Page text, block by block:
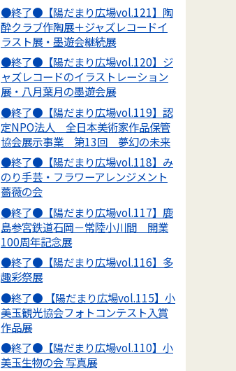
●終了●【陽だまり広場vol.121】陶
酔クラブ作陶展＋ジャズレコードイ
ラスト展・墨遊会継続展
●終了●【陽だまり広場vol.120】ジ
ャズレコードのイラストレーション
展・八月葉月の墨遊会展
●終了●【陽だまり広場vol.119】認
定NPO法人 全日本美術家作品保管
協会展示事業 第13回 夢幻の未来
●終了●【陽だまり広場vol.118】み
のり手芸・フラワーアレンジメント
薔薇の会
●終了●【陽だまり広場vol.117】鹿
島参宮鉄道石岡－常陸小川間 開業
100周年記念展
●終了●【陽だまり広場vol.116】多
趣彩祭展
●終了● 【陽だまり広場vol.115】小
美玉観光協会フォトコンテスト入賞
作品展
●終了●【陽だまり広場vol.110】小
美玉生物の会 写真展